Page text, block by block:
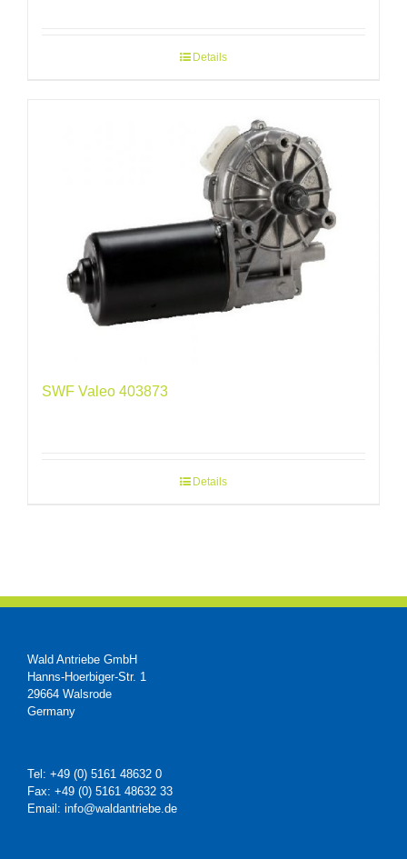
Details
SWF Valeo 403873
Details
Wald Antriebe GmbH
Hanns-Hoerbiger-Str. 1
29664 Walsrode
Germany
Tel: +49 (0) 5161 48632 0
Fax: +49 (0) 5161 48632 33
Email: info@waldantriebe.de